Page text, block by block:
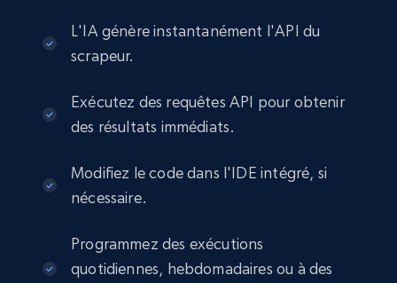
L'IA génère instantanément l'API du
scrapeur.
Exécutez des requêtes API pour obtenir
des résultats immédiats.
Modifiez le code dans l'IDE intégré, si
nécessaire.
Programmez des exécutions
quotidiennes, hebdomadaires ou à des